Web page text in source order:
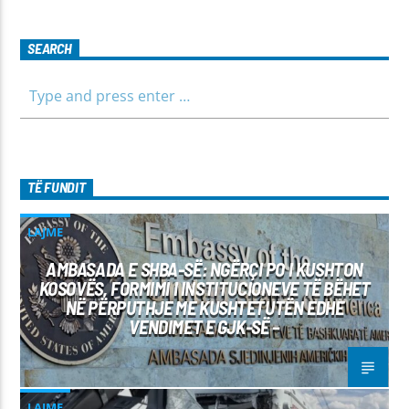
kanë, por edhe përfitimin e njohurive të reja. Çdo të diel, ora
10:00-12:00 Moderatore: Luljeta Beqiri Kontakti: Viber: +383
SEARCH
TË FUNDIT
LAJME
AMBASADA E SHBA-SË: NGËRÇI PO I KUSHTON
KOSOVËS, FORMIMI I INSTITUCIONEVE TË BËHET
NË PËRPUTHJE ME KUSHTETUTËN EDHE
VENDIMET E GJK-SË –